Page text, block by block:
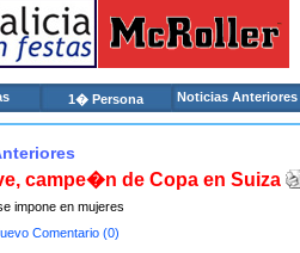
1� Persona Noticias Anteriores
campe�n de Copa en Suiza
impone en mujeres
Comentario (0)